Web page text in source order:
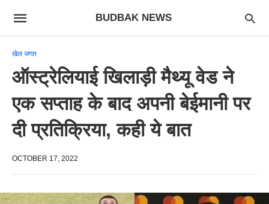
BUDBAK NEWS
खेल जगत
ऑस्ट्रेलियाई खिलाड़ी मैथ्यू वेड ने
एक सप्ताह के बाद अपनी बेईमानी पर
दी प्रतिक्रिया, कही ये बात
OCTOBER 17, 2022